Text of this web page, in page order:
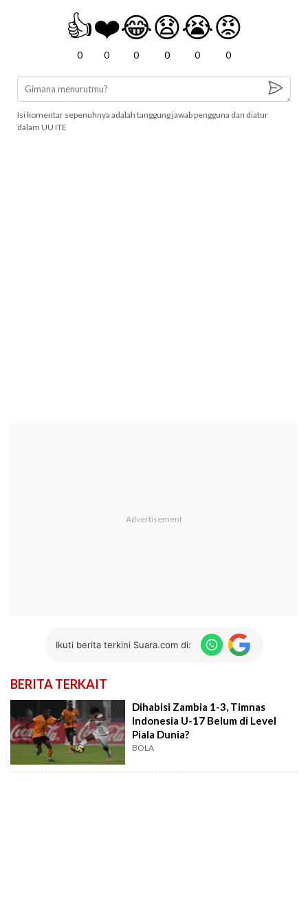
👍
0
❤️
0
😂
0
😧
0
😭
0
😡
0
Isi komentar sepenuhnya adalah tanggung jawab pengguna dan diatur
dalam UU ITE
Ikuti berita terkini Suara.com di:
BERITA TERKAIT
Dihabisi Zambia 1-3, Timnas
Indonesia U-17 Belum di Level
Piala Dunia?
BOLA